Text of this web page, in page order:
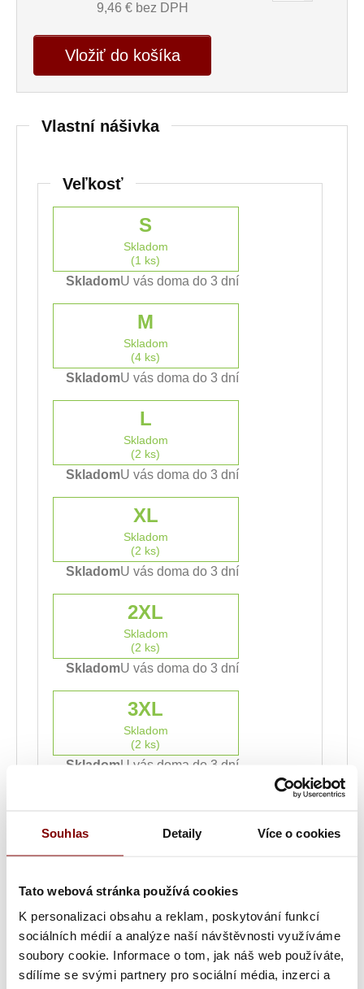
Souhlas Detaily Více o cookies
Tato webová stránka používá cookies
K personalizaci obsahu a reklam, poskytování funkcí
sociálních médií a analýze naší návštěvnosti využíváme
soubory cookie. Informace o tom, jak náš web používáte,
sdílíme se svými partnery pro sociální média, inzerci a
9,46 € bez DPH
Vložiť do košíka
Vlastní nášivka
Veľkosť
S
Skladom
(1 ks)
SkladomU vás doma do 3 dní
M
Skladom
(4 ks)
SkladomU vás doma do 3 dní
L
Skladom
(2 ks)
SkladomU vás doma do 3 dní
XL
Skladom
(2 ks)
SkladomU vás doma do 3 dní
2XL
Skladom
(2 ks)
SkladomU vás doma do 3 dní
3XL
Skladom
(2 ks)
SkladomU vás doma do 3 dní
Nahrajte logo
.svg. Maximálna povolená veľkosť súboru je
2MB.)